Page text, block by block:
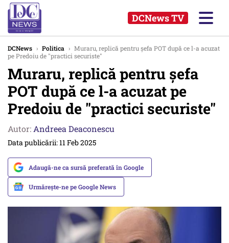
DCNews TV
DCNews › Politica › Muraru, replică pentru șefa POT după ce l-a acuzat
pe Predoiu de "practici securiste"
Muraru, replică pentru șefa
POT după ce l-a acuzat pe
Predoiu de "practici securiste"
Autor: Andreea Deaconescu
Data publicării: 11 Feb 2025
Adaugă-ne ca sursă preferată în Google
Urmărește-ne pe Google News